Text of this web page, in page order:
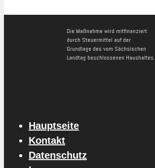
Die Maßnahme wird mitfinanziert
durch Steuermittel auf der
Grundlage des vom Sächsischen
Landtag beschlossenen Haushaltes.
Hauptseite
Kontakt
Datenschutz